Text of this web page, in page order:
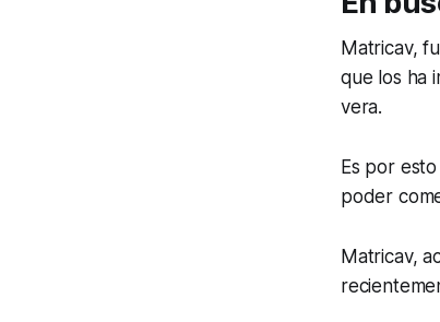
Matricav,
que los ha
vera.
Es por
poder
Matricav,